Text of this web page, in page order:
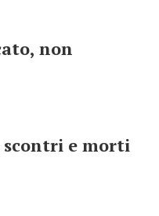
non
scontri e morti